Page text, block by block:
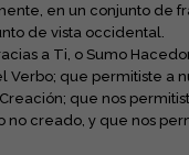
en un conjunto de
de vista occidental.
a Ti, o Sumo
que permitiste a
que nos
no creado, y que nos